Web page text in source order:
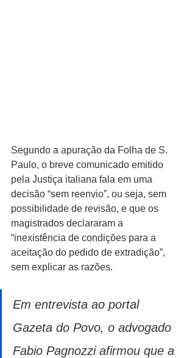
Segundo a apuração da Folha de S.
Paulo, o breve comunicado emitido
pela Justiça italiana fala em uma
decisão “sem reenvio”, ou seja, sem
possibilidade de revisão, e que os
magistrados declararam a
“inexistência de condições para a
aceitação do pedido de extradição”,
sem explicar as razões.
Em entrevista ao portal
Gazeta do Povo, o advogado
Fabio Pagnozzi afirmou que a